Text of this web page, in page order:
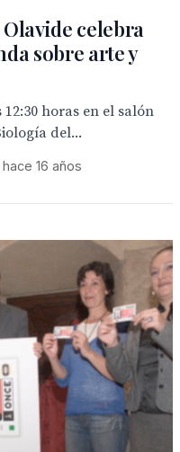
celebra
sobre arte y
horas en el salón
del...
hace 16 años